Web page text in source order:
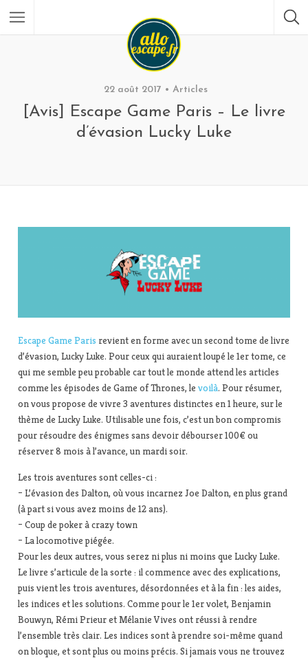
22 août 2017 Articles
[Avis] Escape Game Paris – Le livre
d’évasion Lucky Luke
Escape Game Paris revient en forme avec un second tome de livre
d’évasion, Lucky Luke. Pour ceux qui auraient loupé le 1er tome, ce
qui me semble peu probable car tout le monde attend les articles
comme les épisodes de Game of Thrones, le voilà. Pour résumer,
on vous propose de vivre 3 aventures distinctes en 1 heure, sur le
thème de Lucky Luke. Utilisable une fois, c’est un bon compromis
pour résoudre des énigmes sans devoir débourser 100€ ou
réserver 8 mois à l’avance, un mardi soir.
Les trois aventures sont celles-ci :
– L’évasion des Dalton, où vous incarnez Joe Dalton, en plus grand
(à part si vous avez moins de 12 ans).
– Coup de poker à crazy town
– La locomotive piégée.
Pour les deux autres, vous serez ni plus ni moins que Lucky Luke.
Le livre s’articule de la sorte : il commence avec des explications,
puis vient les trois aventures, désordonnées et à la fin : les aides,
les indices et les solutions. Comme pour le 1er volet, Benjamin
Bouwyn, Rémi Prieur et Mélanie Vives ont réussi à rendre
l’ensemble très clair. Les indices sont à prendre soi-même quand
on bloque, et sont plus ou moins précis. Si jamais vous ne trouvez